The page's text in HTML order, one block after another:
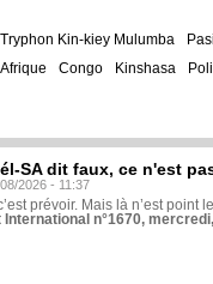
Tryphon Kin-kiey Mulumba
Afrique Congo Kinshasa
SA dit faux, ce n'est
2026 - 11:37
prévoir. Mais là n’est
International n°1670,